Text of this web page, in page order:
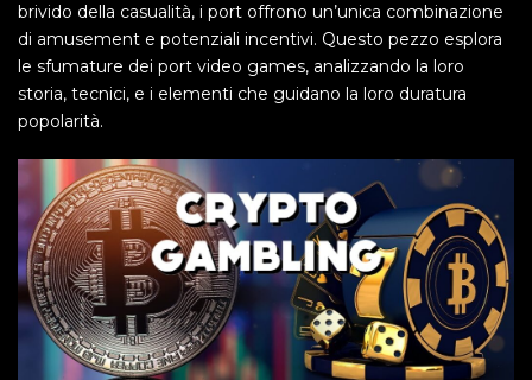
brivido della casualità, i port offrono un’unica combinazione
di amusement e potenziali incentivi. Questo pezzo esplora
le sfumature dei port video games, analizzando la loro
storia, tecnici, e i elementi che guidano la loro duratura
popolarità.